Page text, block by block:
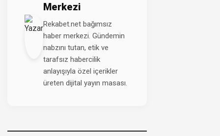
Merkezi
Rekabet.net bağımsız
haber merkezi. Gündemin
nabzını tutan, etik ve
tarafsız habercilik
anlayışıyla özel içerikler
üreten dijital yayın masası.